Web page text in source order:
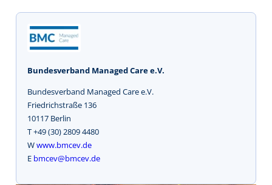
Bundesverband Managed Care e.V.
Bundesverband Managed Care e.V.
Friedrichstraße 136
10117 Berlin
T +49 (30) 2809 4480
Wwww.bmcev.de
E bmcev@bmcev.de